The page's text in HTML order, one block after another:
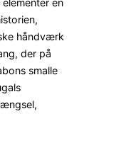
håndværk
der på
smalle